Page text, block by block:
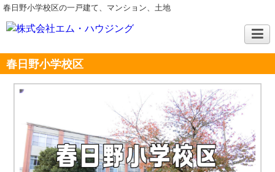
春日野小学校区の一戸建て、マンション、土地
春日野小学校区